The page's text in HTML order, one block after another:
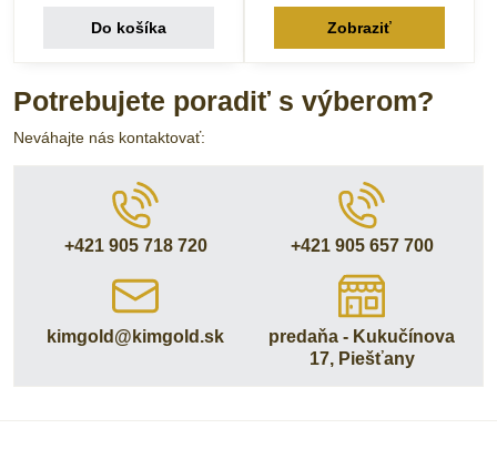
Do košíka Zobraziť
Potrebujete poradiť s výberom?
Neváhajte nás kontaktovať:
+421 905 718 720 +421 905 657 700
kimgold​@kimgold​.sk
predaňa - Kukučínova
17, Piešťany